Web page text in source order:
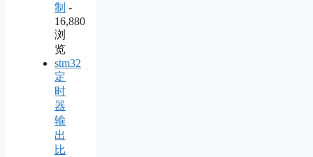
制 -
16,880
浏
览
stm32
定
时
器
输
出
比